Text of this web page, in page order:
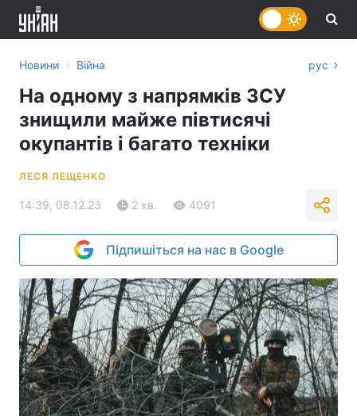
Новини › Війна рус
На одному з напрямків ЗСУ
знищили майже півтисячі
окупантів і багато техніки
ЛЕСЯ ЛЕЩЕНКО
14:39, 08.12.23 2 хв. 4091
Підпишіться на нас в Google